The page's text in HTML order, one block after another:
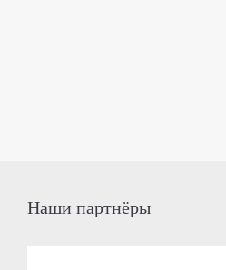
Наши партнёры